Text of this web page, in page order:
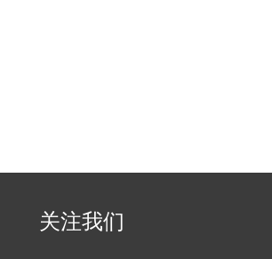
关注我们